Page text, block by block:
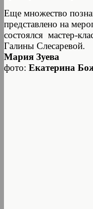
Еще множество
представлено на
состоялся мастер-
Галины Слесаревой.
Мария Зуева
фото: Екатерина